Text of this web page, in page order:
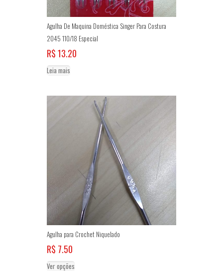
Agulha De Maquina Doméstica Singer Para Costura
2045 110/18 Especial
R$13.20
Leia mais
Agulha para Crochet Niquelado
R$ 7.50
Ver opções